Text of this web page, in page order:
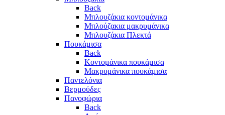
Back
Μπλουζάκια κοντομάνικα
Μπλούζακια μακρυμάνικα
Μπλουζάκια Πλεκτά
Πουκάμισα
Back
Κοντομάνικα πουκάμισα
Μακρυμάνικα πουκάμισα
Παντελόνια
Βερμούδες
Πανοφώρια
Back